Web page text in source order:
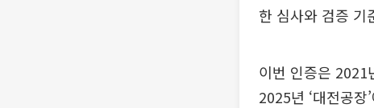
한 심사와 검증 기
이번 인증은 2021
2025년 ‘대전공